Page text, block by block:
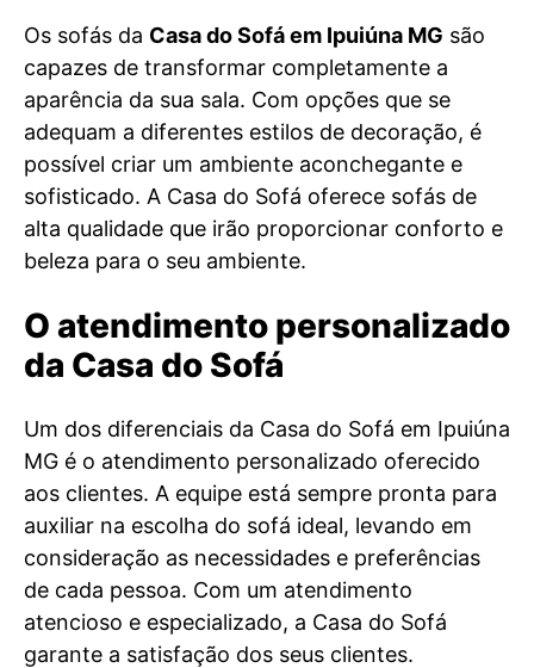
Os sofás da Casa do Sofá em Ipuiúna MG são
capazes de transformar completamente a
aparência da sua sala. Com opções que se
adequam a diferentes estilos de decoração, é
possível criar um ambiente aconchegante e
sofisticado. A Casa do Sofá oferece sofás de
alta qualidade que irão proporcionar conforto e
beleza para o seu ambiente.
O atendimento personalizado
da Casa do Sofá
Um dos diferenciais da Casa do Sofá em Ipuiúna
MG é o atendimento personalizado oferecido
aos clientes. A equipe está sempre pronta para
auxiliar na escolha do sofá ideal, levando em
consideração as necessidades e preferências
de cada pessoa. Com um atendimento
atencioso e especializado, a Casa do Sofá
garante a satisfação dos seus clientes.